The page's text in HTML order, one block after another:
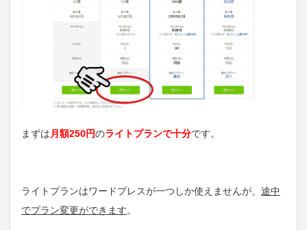
まずは月額250円のライトプランで十分です。
ライトプランはワードプレスが一つしか使えませんが、 途中
でプラン変更ができます。